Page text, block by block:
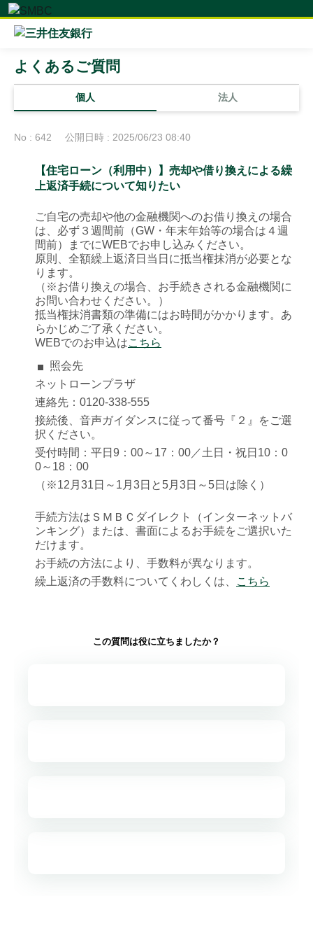
個人 法人
よくあるご質問
No : 642 公開日時 : 2025/06/23 08:40
【住宅ローン（利用中）】売却や借り換えによる繰
上返済手続について知りたい
ご自宅の売却や他の金融機関へのお借り換えの場合
は、必ず３週間前（GW・年末年始等の場合は４週
間前）までにWEBでお申し込みください。
原則、全額繰上返済日当日に抵当権抹消が必要とな
ります。
（※お借り換えの場合、お手続きされる金融機関に
お問い合わせください。）
抵当権抹消書類の準備にはお時間がかかります。あ
らかじめご了承ください。
WEBでのお申込はこちら
照会先
ネットローンプラザ
連絡先：0120-338-555
接続後、音声ガイダンスに従って番号『２』をご選
択ください。
受付時間：平日9：00～17：00／土日・祝日10：0
0～18：00
（※12月31日～1月3日と5月3日～5日は除く）
手続方法はＳＭＢＣダイレクト（インターネットバ
ンキング）または、書面によるお手続をご選択いた
だけます。
お手続の方法により、手数料が異なります。
繰上返済の手数料についてくわしくは、
こちら
この質問は役に立ちましたか？